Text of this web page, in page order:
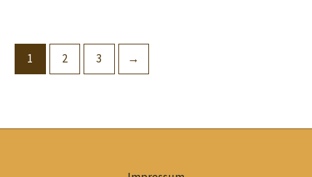
1 2 3 →